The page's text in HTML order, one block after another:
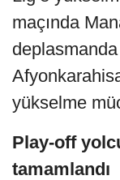
maçında
yükselme
Play-off
tamamlandı